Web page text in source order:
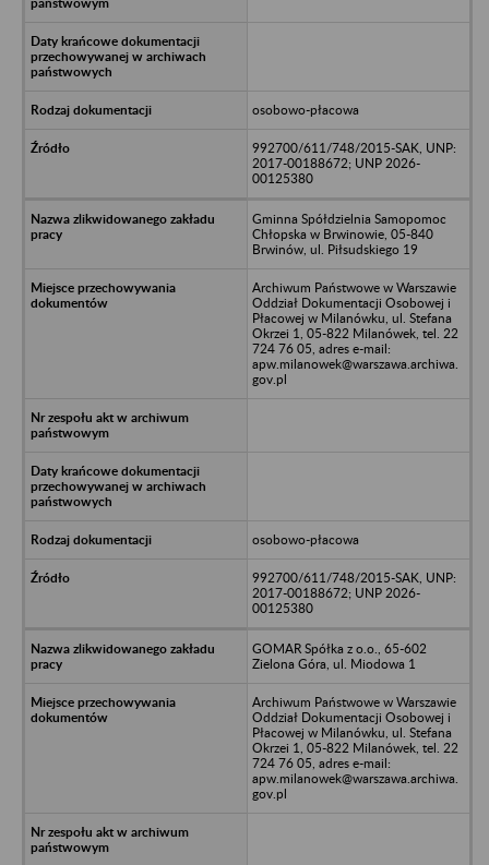
osobowo-płacowa
992700/611/748/2015-SAK, UNP:
2017-00188672; UNP 2026-
00125380
Gminna Spółdzielnia Samopomoc
Chłopska w Brwinowie, 05-840
Brwinów, ul. Piłsudskiego 19
Archiwum Państwowe w Warszawie
Oddział Dokumentacji Osobowej i
Płacowej w Milanówku, ul. Stefana
Okrzei 1, 05-822 Milanówek, tel. 22
724 76 05, adres e-mail:
apw.milanowek@warszawa.archiwa.
gov.pl
osobowo-płacowa
992700/611/748/2015-SAK, UNP:
2017-00188672; UNP 2026-
00125380
GOMAR Spółka z o.o., 65-602
Zielona Góra, ul. Miodowa 1
Archiwum Państwowe w Warszawie
Oddział Dokumentacji Osobowej i
Płacowej w Milanówku, ul. Stefana
Okrzei 1, 05-822 Milanówek, tel. 22
724 76 05, adres e-mail:
apw.milanowek@warszawa.archiwa.
gov.pl